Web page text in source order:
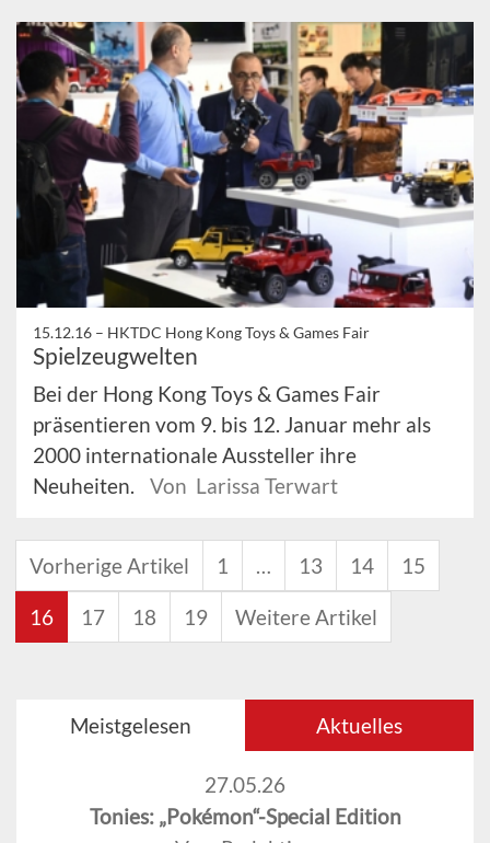
15.12.16 – HKTDC Hong Kong Toys & Games Fair
Spielzeugwelten
Bei der Hong Kong Toys & Games Fair
präsentieren vom 9. bis 12. Januar mehr als
2000 internationale Aussteller ihre
Neuheiten.
Von Larissa Terwart
Vorherige Artikel 1 … 13 14 15
16 17 18 19 Weitere Artikel
Meistgelesen Aktuelles
27.05.26
Tonies: „Pokémon“-Special Edition